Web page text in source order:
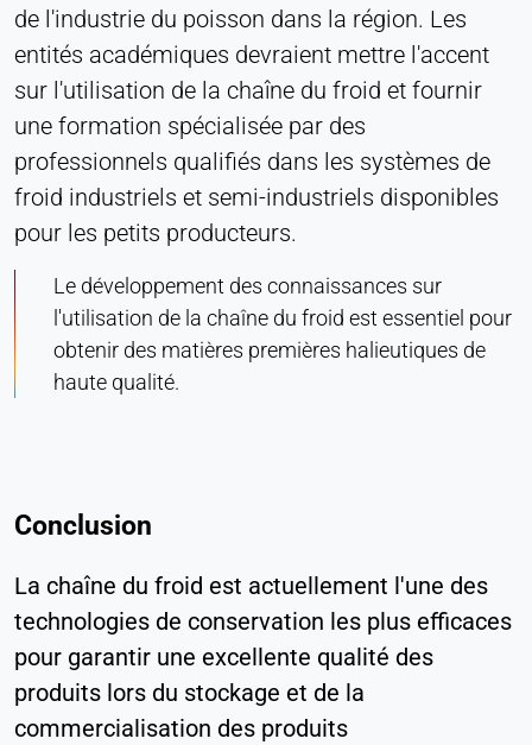
de l'industrie du poisson dans la région. Les
entités académiques devraient mettre l'accent
sur l'utilisation de la chaîne du froid et fournir
une formation spécialisée par des
professionnels qualifiés dans les systèmes de
froid industriels et semi-industriels disponibles
pour les petits producteurs.
Le développement des connaissances sur
l'utilisation de la chaîne du froid est essentiel pour
obtenir des matières premières halieutiques de
haute qualité.
Conclusion
La chaîne du froid est actuellement l'une des
technologies de conservation les plus efficaces
pour garantir une excellente qualité des
produits lors du stockage et de la
commercialisation des produits